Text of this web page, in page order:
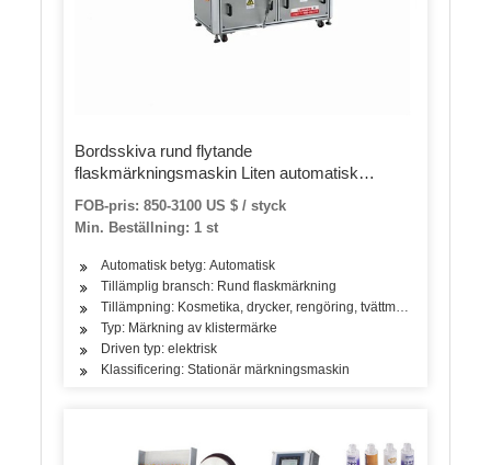
Bordsskiva rund flytande
flaskmärkningsmaskin Liten automatisk
FOB-pris: 850-3100 US $ / styck
Min. Beställning: 1 st
Automatisk betyg: Automatisk
Tillämplig bransch: Rund flaskmärkning
Tillämpning: Kosmetika, drycker, rengöring, tvättmedel,
Typ: Märkning av klistermärke
Driven typ: elektrisk
Klassificering: Stationär märkningsmaskin